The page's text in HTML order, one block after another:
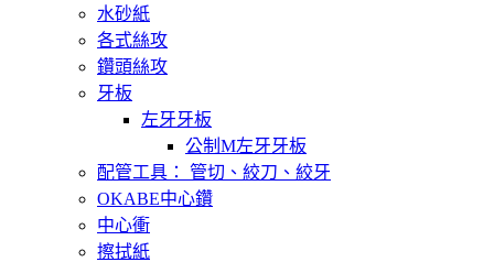
水砂紙
各式絲攻
鑽頭絲攻
牙板
左牙牙板
公制M左牙牙板
配管工具： 管切、絞刀、絞牙
OKABE中心鑽
中心衝
擦拭紙